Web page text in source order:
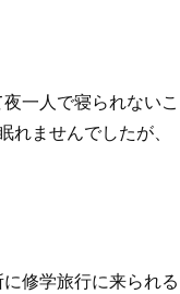
一人で寝られないこ
ませんでしたが、
修学旅行に来られる